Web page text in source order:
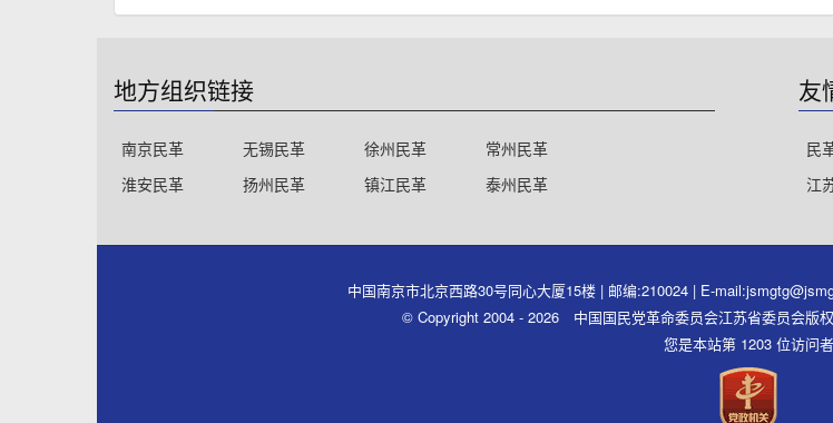
地方组织链接
南京民革 无锡民革 徐州民革
常州民革
淮安民革
扬州民革 镇江民革 泰州民革
友
民
江
中国南京市北京西路30号同心大厦15楼 | 邮编:210024 | E-
© Copyright 2004 - 2026 中国国民党革命委员会江苏省委员会版
您是本站第 1203 位访问者